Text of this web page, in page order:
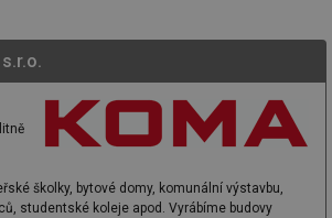
školky, bytové domy, komunální výstavbu,
studentské koleje apod. Vyrábíme budovy